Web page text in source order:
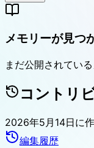
メモリーが見つ
まだ公開されてい
コントリ
2026年5月14日に
編集履歴